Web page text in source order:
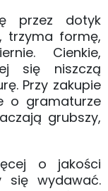
przez dotyk
trzyma formę,
Cienkie,
się niszczą
Przy zakupie
o gramaturze
grubszy,
o jakości
się wydawać.